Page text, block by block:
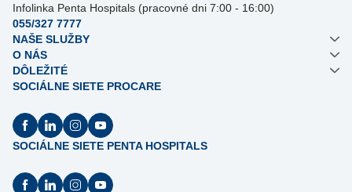
Infolinka Penta Hospitals (pracovné dni 7:00 - 16:00)
055/327 7777
NAŠE SLUŽBY
O NÁS
DÔLEŽITÉ
SOCIÁLNE SIETE PROCARE
SOCIÁLNE SIETE PENTA HOSPITALS